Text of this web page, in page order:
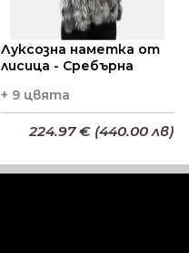
Луксозна наметка от
лисица - Сребърна
+ 9 цвята
224.97 € (440.00 лв)